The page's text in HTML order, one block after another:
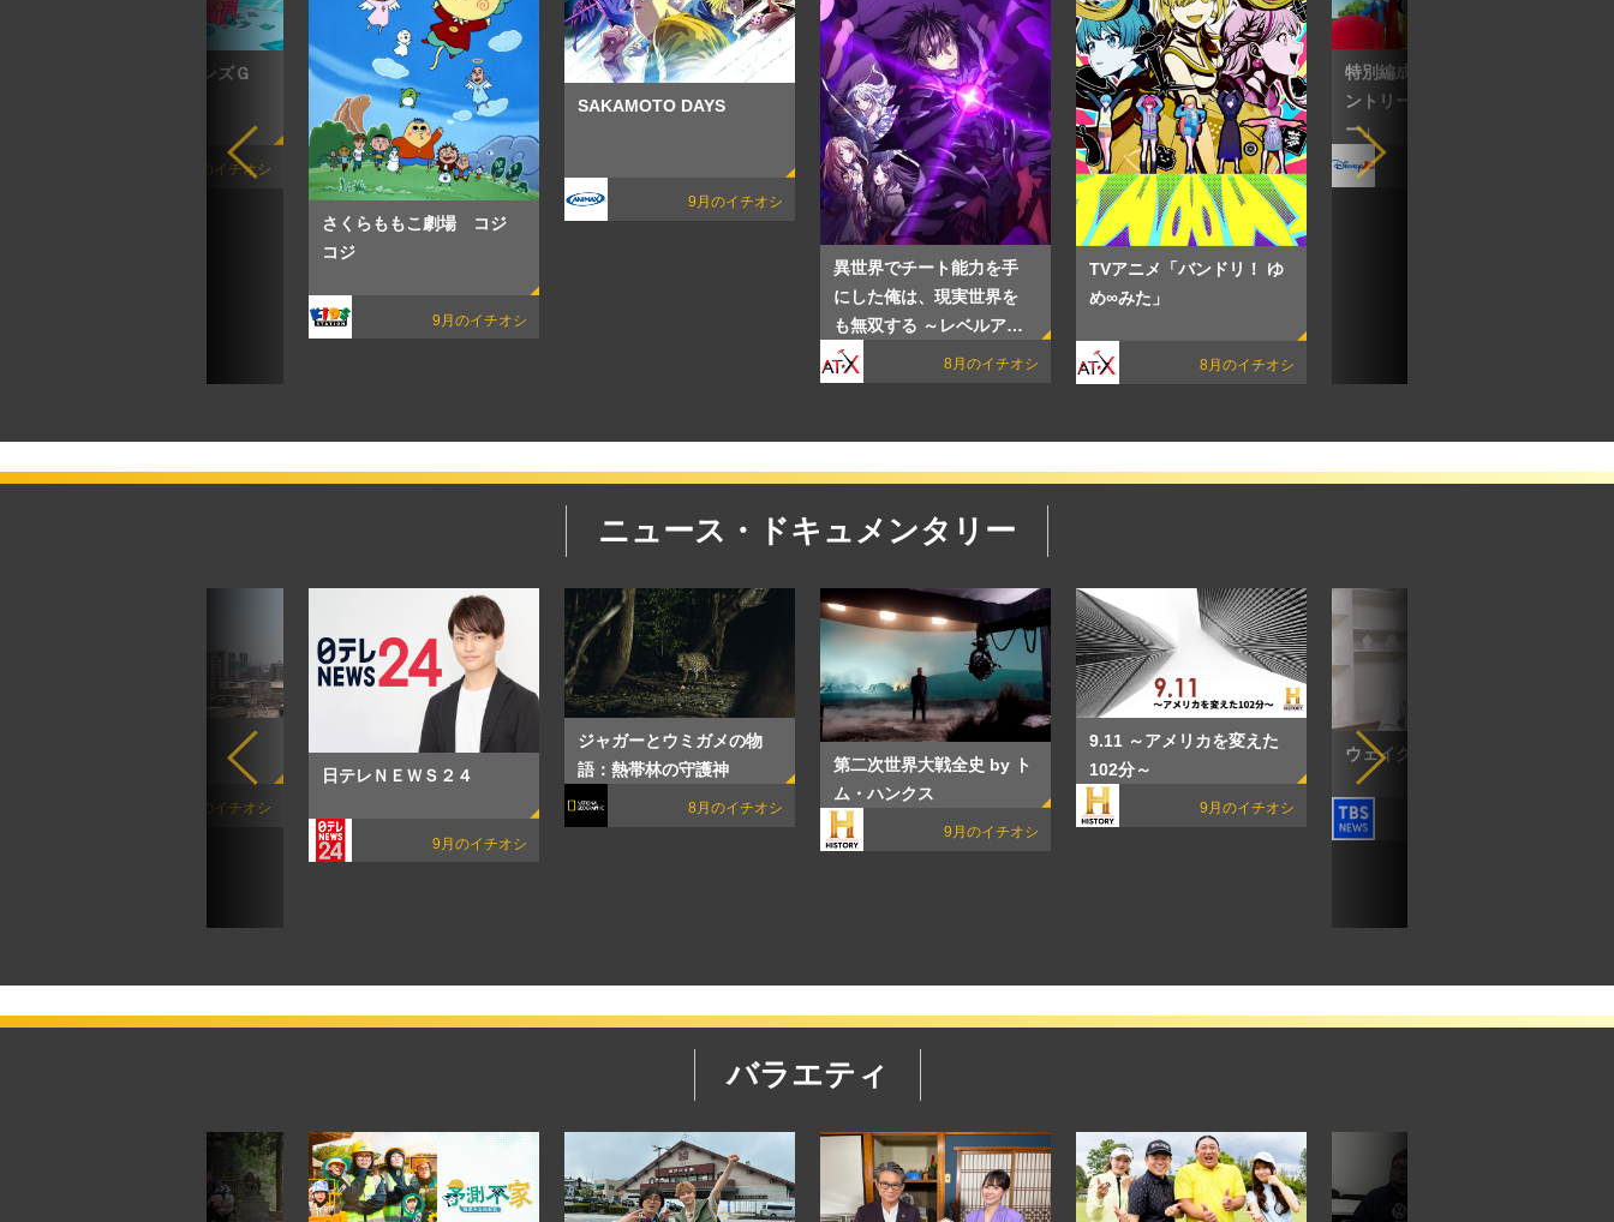
ティーン・タイタンズＧ
8月のイチオシ
さくらももこ劇場 コジ
コジ
9月のイチオシ
SAKAMOTO DAYS
9月のイチオシ
異世界でチート能力を手
にした俺は、現実世界を
も無双する ～レベルアッ
プは人生を変えた～ TVSP
8月のイチオシ
TVアニメ「バンドリ！ ゆ
め∞みた」
8月のイチオシ
特別編成「ミッキーのカ
ントリーファームサマ
ー」
ニュース・ドキュメンタリー
8月のイチオシ
日テレＮＥＷＳ２４
9月のイチオシ
ジャガーとウミガメの物
語：熱帯林の守護神
8月のイチオシ
第二次世界大戦全史 by ト
ム・ハンクス
9月のイチオシ
9.11 ～アメリカを変えた
102分～
9月のイチオシ
ウェイクアップニュース
バラエティ